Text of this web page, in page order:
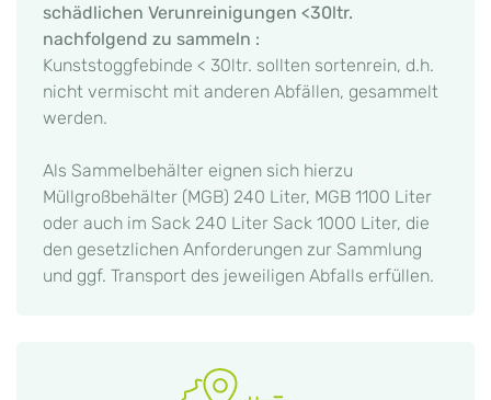
schädlichen Verunreinigungen <30ltr.
nachfolgend zu sammeln :
Kunststoggfebinde < 30ltr. sollten sortenrein, d.h.
nicht vermischt mit anderen Abfällen, gesammelt
werden.
Als Sammelbehälter eignen sich hierzu
Müllgroßbehälter (MGB) 240 Liter, MGB 1100 Liter
oder auch im Sack 240 Liter Sack 1000 Liter, die
den gesetzlichen Anforderungen zur Sammlung
und ggf. Transport des jeweiligen Abfalls erfüllen.